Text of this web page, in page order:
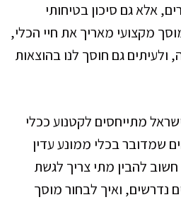
אלא גם סיכון בטיחותי
מקצועי מאריך את חיי הכלי,
גם חוסך לנו בהוצאות
מתייחסים לקטנוע ככלי
שמדובר בכלי ממונע עדין
להבין מתי צריך לגשת
נדרשים, ואיך לבחור מוסך